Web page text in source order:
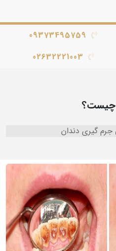
09373495759
02632221003
چیست؟
گیری دندان